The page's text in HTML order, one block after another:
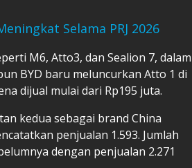
Selama PRJ 2026
M6, Atto3, dan Sealion 7, dalam
BYD baru meluncurkan Atto 1 di
dijual mulai dari Rp195 juta.
kedua sebagai brand China
penjualan 1.593. Jumlah
dengan penjualan 2.271